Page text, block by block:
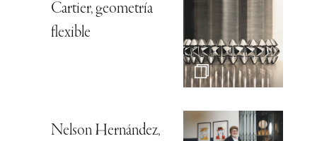
Cartier, geometría
flexible
Nelson Hernández,